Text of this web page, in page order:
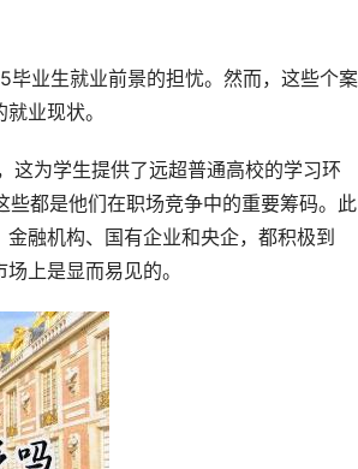
业现状。
都是他们在职场竞争中的重要筹码。此
融机构、国有企业和央企，都积极到
上是显而易见的。